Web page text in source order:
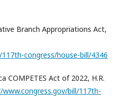
Branch Appropriations Act,
congress/house-bill/4346
COMPETES Act of 2022, H.R.
bill/117th-